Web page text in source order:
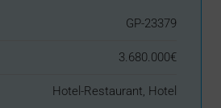
GP-23379
3.680.000€
Hotel-Restaurant, Hotel